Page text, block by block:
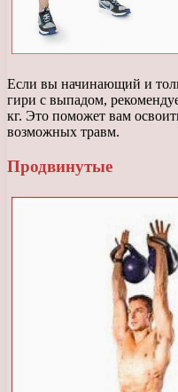
Если вы начинающий и
гири с выпадом,
кг. Это поможет вам
возможных травм.
Продвинутые